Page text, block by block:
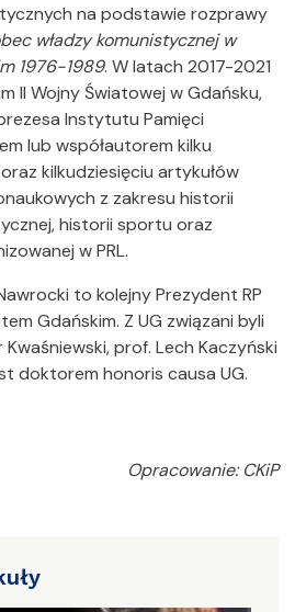
na podstawie rozprawy
władzy komunistycznej w
1976-1989. W latach 2017-2021
II Wojny Światowej w Gdańsku,
Instytutu Pamięci
lub współautorem kilku
kilkudziesięciu artykułów
z zakresu historii
historii sportu oraz
w PRL.
to kolejny Prezydent RP
Gdańskim. Z UG związani byli
prof. Lech Kaczyński
doktorem honoris causa UG.
Opracowanie: CKiP